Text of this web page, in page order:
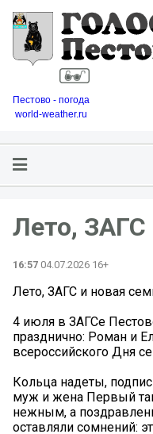
Пестово - погода
world-weather.ru
Лето, ЗАГС
16:57 04.07.2026 16+
Лето, ЗАГС и новая
4 июля в ЗАГСе
празднично: Роман и
всероссийского Дня
Кольца надеты,
муж и жена️ Первый
нежным, а
оставляли сомнений: